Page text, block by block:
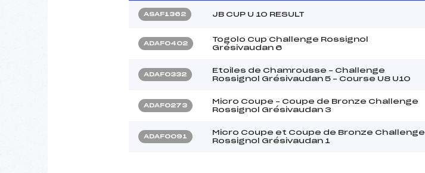
ASAF1362 JB CUP U 10 RESULT
ADAF0402
Togolo Cup Challenge Rossignol
Grésivaudan 6
ADAF0332
Etoiles de Chamrousse – Challenge
Rossignol Grésivaudan 5 – Course U8 U10
ADAF0273
Micro Coupe – Coupe de Bronze Challenge
Rossignol Grésivaudan 3
ADAF0091
Micro Coupe et Coupe de Bronze Challenge
Rossignol Grésivaudan 1